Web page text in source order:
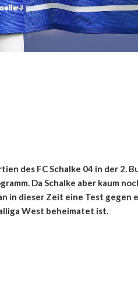
des FC Schalke 04 in der 2.
Da Schalke aber kaum
in dieser Zeit eine Test gegen
West beheimatet ist.